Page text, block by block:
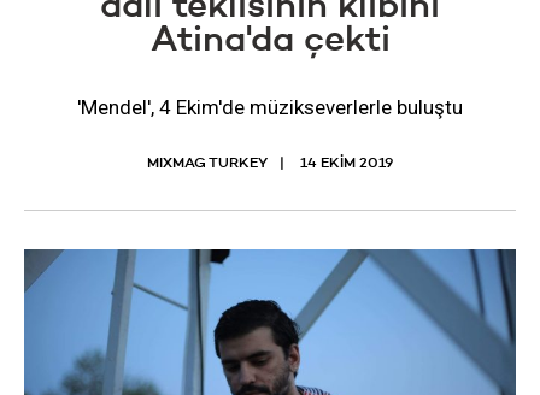
adlı teklisinin klibini
Atina'da çekti
'Mendel', 4 Ekim'de müzikseverlerle buluştu
MIXMAG TURKEY 14 EKIM 2019